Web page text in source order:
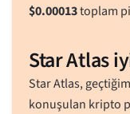
$0.00013toplam
Star Atlas
Star Atlas,
konuşulan kripto